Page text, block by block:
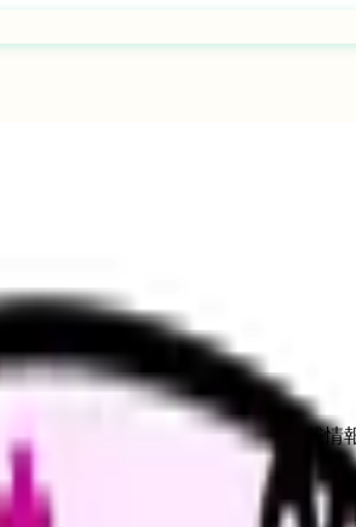
合わせ導線を設置しています。掲載